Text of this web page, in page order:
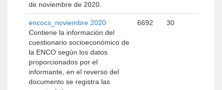
de noviembre de 2020.
encocs_noviembre 2020
Contiene la información del
cuestionario socioeconómico de
la ENCO según los datos
proporcionados por el
informante, en el reverso del
documento se registra las
6692 30